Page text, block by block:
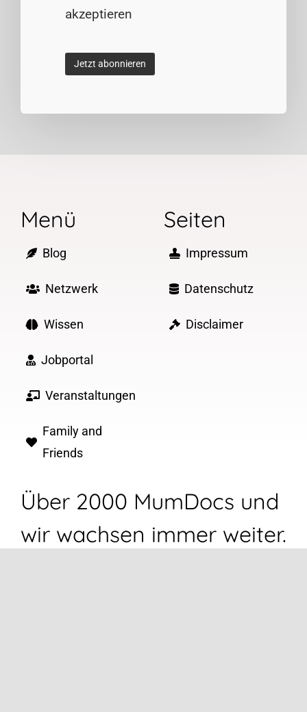
akzeptieren
Menü
Blog
Netzwerk
Wissen
Jobportal
Veranstaltungen
Family and
Friends
Seiten
Impressum
Datenschutz
Disclaimer
Über 2000 MumDocs und
wir wachsen immer weiter.